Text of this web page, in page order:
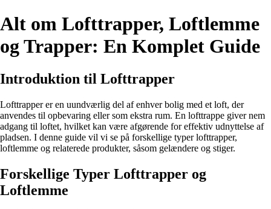
Alt om Lofttrapper, Loftlemme
og Trapper: En Komplet Guide
Introduktion til Lofttrapper
Lofttrapper er en uundværlig del af enhver bolig med et loft, der
anvendes til opbevaring eller som ekstra rum. En lofttrappe giver nem
adgang til loftet, hvilket kan være afgørende for effektiv udnyttelse af
pladsen. I denne guide vil vi se på forskellige typer lofttrapper,
loftlemme og relaterede produkter, såsom gelændere og stiger.
Forskellige Typer Lofttrapper og
Loftlemme